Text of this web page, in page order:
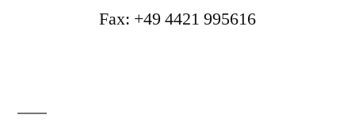
Fax: +49 4421 995616